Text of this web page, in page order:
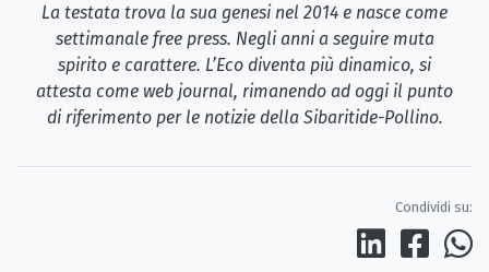
La testata trova la sua genesi nel 2014 e nasce come
settimanale free press. Negli anni a seguire muta
spirito e carattere. L’Eco diventa più dinamico, si
attesta come web journal, rimanendo ad oggi il punto
di riferimento per le notizie della Sibaritide-Pollino.
Condividi su: